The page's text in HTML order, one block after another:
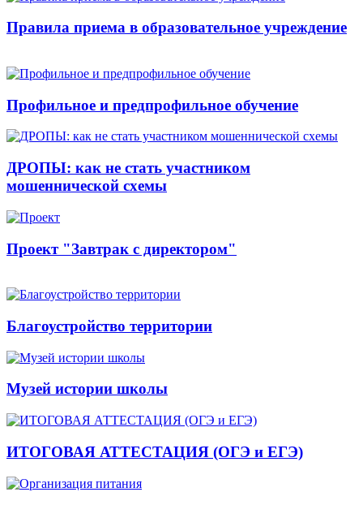
Правила приема в образовательное учреждение
Профильное и предпрофильное обучение
ДРОПЫ: как не стать участником
мошеннической схемы
Проект "Завтрак с директором"
Благоустройство территории
Музей истории школы
ИТОГОВАЯ АТТЕСТАЦИЯ (ОГЭ и ЕГЭ)